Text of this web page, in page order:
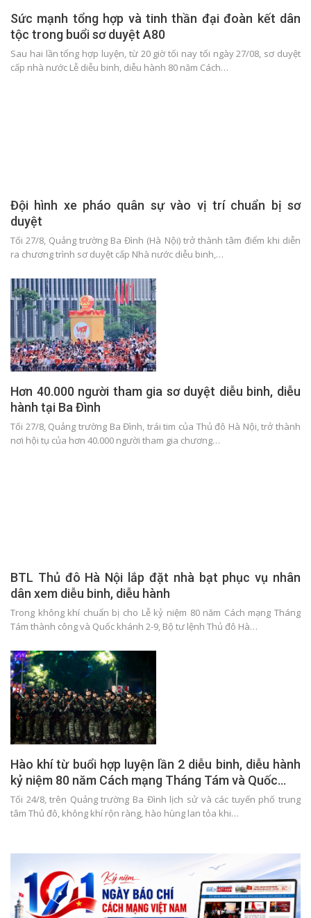
Sức mạnh tổng hợp và tinh thần đại đoàn kết dân
tộc trong buổi sơ duyệt A80
Sau hai lần tổng hợp luyện, từ 20 giờ tối nay tối ngày 27/08, sơ duyệt
cấp nhà nước Lễ diễu binh, diễu hành 80 năm Cách…
Đội hình xe pháo quân sự vào vị trí chuẩn bị sơ
duyệt
Tối 27/8, Quảng trường Ba Đình (Hà Nội) trở thành tâm điểm khi diễn
ra chương trình sơ duyệt cấp Nhà nước diễu binh,…
Hơn 40.000 người tham gia sơ duyệt diễu binh, diễu
hành tại Ba Đình
Tối 27/8, Quảng trường Ba Đình, trái tim của Thủ đô Hà Nội, trở thành
nơi hội tụ của hơn 40.000 người tham gia chương…
BTL Thủ đô Hà Nội lắp đặt nhà bạt phục vụ nhân
dân xem diễu binh, diễu hành
Trong không khí chuẩn bị cho Lễ kỷ niệm 80 năm Cách mạng Tháng
Tám thành công và Quốc khánh 2-9, Bộ tư lệnh Thủ đô Hà…
Hào khí từ buổi hợp luyện lần 2 diễu binh, diễu hành
kỷ niệm 80 năm Cách mạng Tháng Tám và Quốc…
Tối 24/8, trên Quảng trường Ba Đình lịch sử và các tuyến phố trung
tâm Thủ đô, không khí rộn ràng, hào hùng lan tỏa khi…